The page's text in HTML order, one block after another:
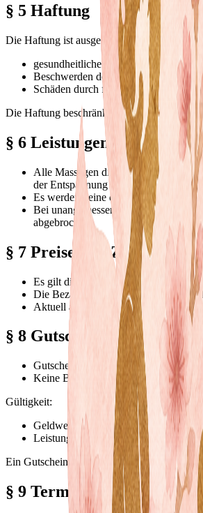
§ 5 Haftung
Die Haftung ist ausgeschlossen, wenn:
gesundheitliche Risiken vom Kunden
Beschwerden dem Kunden selbst
Schäden durch falsche Angaben
Die Haftung beschränkt sich auf Vorsatz
§ 6 Leistungen und
Alle Massagen dienen ausschließlich
der Entspannung
Es werden keine erotischen
Bei unangemessenen Anfragen wird
abgebrochen
§ 7 Preise und Zahlung
Es gilt die jeweils aktuelle Preisliste
Die Bezahlung erfolgt direkt nach der
Aktuell akzeptierte Zahlungsart:
§ 8 Gutscheine
Gutscheine sind übertragbar
Keine Barauszahlung möglich
Gültigkeit:
Geldwert-Gutscheine: 3 Jahre
Leistungs-Gutscheine: 1 Jahr
Ein Gutschein ist pro Termin vollständig
§ 9 Termine und